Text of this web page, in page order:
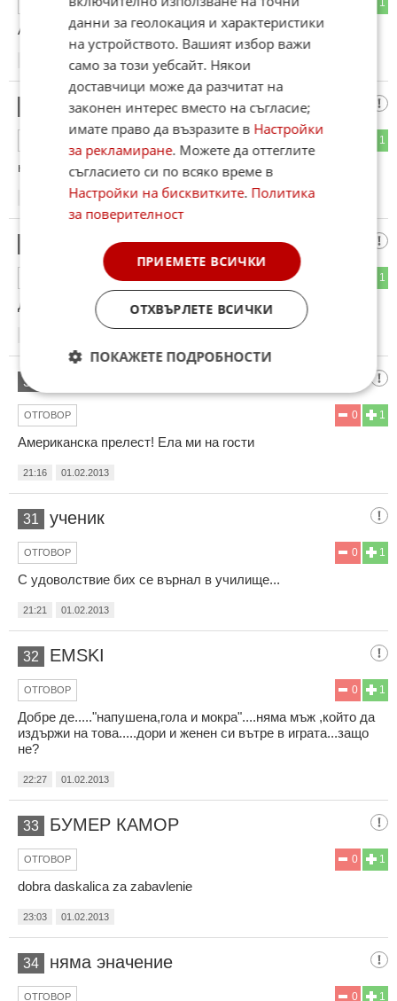
ОТГОВОР
А бе гледайте и плакнете очите
pich
1
нищо и няма
01.02.2013
търсещ учителка
1
Дай боже повече такива учителки - Амин
30
1
0
ОТГОВОР
Американска прелест! Ела ми на гости
21:16 01.02.2013
31 ученик
1
0
ОТГОВОР
С удоволствие бих се върнал в училище...
21:21 01.02.2013
32 EMSKI
1
0
ОТГОВОР
Добре де....."напушена,гола и мокра"....няма мъж ,който да
издържи на това.....дори и женен си вътре в играта...защо
не?
22:27 01.02.2013
33 БУМЕР КАМОР
1
0
ОТГОВОР
dobra daskalica za zabavlenie
23:03 01.02.2013
34 няма эначение
1
0
ОТГОВОР
данни за геолокация и характеристики
на устройството. Вашият избор важи
само за този уебсайт. Някои
доставчици може да разчитат на
законен интерес вместо на съгласие;
имате право да възразите в Настройки
за рекламиране. Можете да оттеглите
съгласието си по всяко време в
Настройки на бисквитките. Политика
за поверителност
ПРИЕМЕТЕ ВСИЧКИ
ОТХВЪРЛЕТЕ ВСИЧКИ
ПОКАЖЕТЕ ПОДРОБНОСТИ